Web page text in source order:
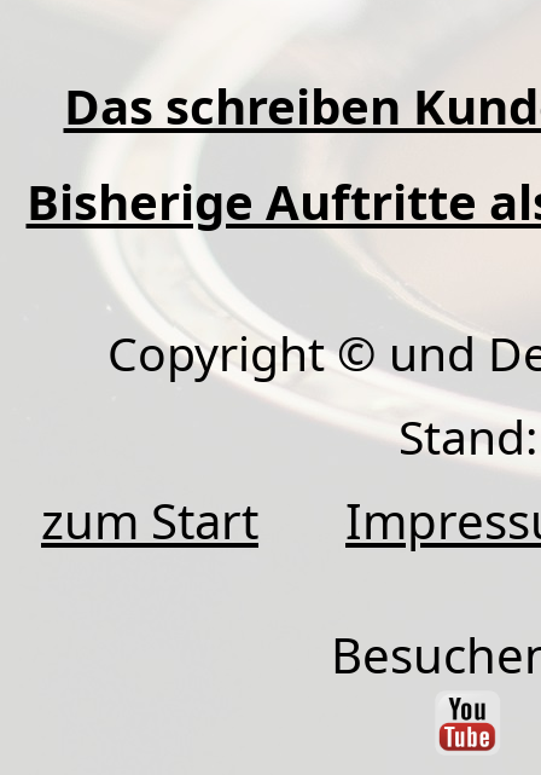
Das schreiben
Bisherige Auftritte
Copyright © und
zum Start